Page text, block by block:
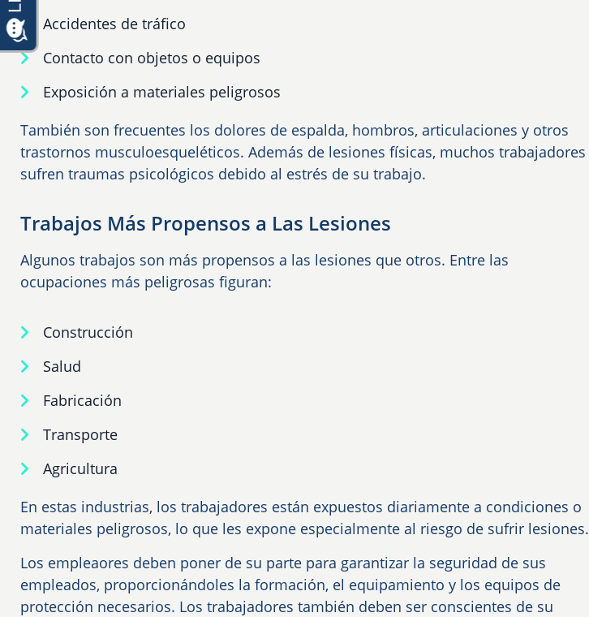
Accidentes de tráfico
Contacto con objetos o equipos
Exposición a materiales peligrosos
También son frecuentes los dolores de espalda, hombros, articulaciones y otros
trastornos musculoesqueléticos. Además de lesiones físicas, muchos trabajadores
sufren traumas psicológicos debido al estrés de su trabajo.
Trabajos Más Propensos a Las Lesiones
Algunos trabajos son más propensos a las lesiones que otros. Entre las
ocupaciones más peligrosas figuran:
Construcción
Salud
Fabricación
Transporte
Agricultura
En estas industrias, los trabajadores están expuestos diariamente a condiciones o
materiales peligrosos, lo que les expone especialmente al riesgo de sufrir lesiones.
Los empleaores deben poner de su parte para garantizar la seguridad de sus
empleados, proporcionándoles la formación, el equipamiento y los equipos de
protección necesarios. Los trabajadores también deben ser conscientes de su